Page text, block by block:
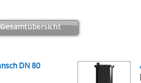
Gesamtübersicht
DN 80